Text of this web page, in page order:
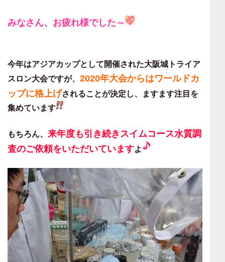
みなさん、お疲れ様でした～
今年はアジアカップとして開催された大阪城トライア
スロン大会ですが、 2020年大会からはワールドカ
ップに格上げされることが決定し、ますます注目を
集めています
もちろん、 来年度も引き続きスイムコース水質調
査のご依頼をいただいていますよ